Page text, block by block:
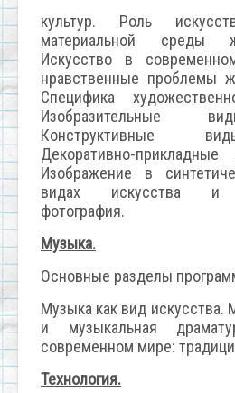
культур. Роль
материальной среды
Искусство в
нравственные проблемы
Специфика
Изобразительные
Конструктивные
Декоративно-
Изображение в
видах искусства и
фотография.
Музыка.
Основные разделы
Музыка как вид искусства.
и музыкальная
современном мире:
Технология.